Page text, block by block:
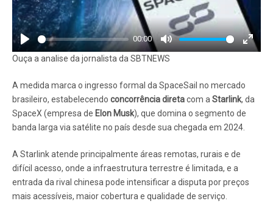
Play
00:00
Mute
Enter
Ouça a analise da jornalista da SBTNEWS
A medida marca o ingresso formal da SpaceSail no mercado
brasileiro, estabelecendo concorrência diretacom a Starlink, da
SpaceX (empresa de Elon Musk), que domina o segmento de
banda larga via satélite no país desde sua chegada em 2024.
A Starlink atende principalmente áreas remotas, rurais e de
difícil acesso, onde a infraestrutura terrestre é limitada, e a
entrada da rival chinesa pode intensificar a disputa por preços
mais acessíveis, maior cobertura e qualidade de serviço.